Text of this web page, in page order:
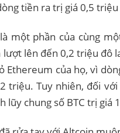
tiền ra trị giá 0,5
là một phần của cùng
lên đến 0,2 triệu đô
Ethereum của họ, vì
triệu. Tuy nhiên, đối
lũy chung số BTC trị